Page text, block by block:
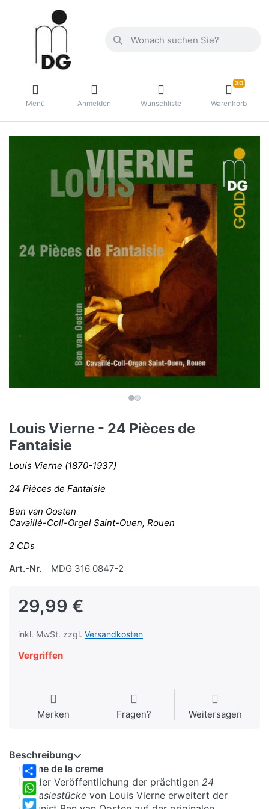
Menü Anmelden Wunschliste
30
Warenkorb
Louis Vierne - 24 Pièces de
Fantaisie
Louis Vierne (1870-1937)
24 Pièces de Fantaisie
Ben van Oosten
Cavaillé-Coll-Orgel Saint-Ouen, Rouen
2 CDs
Art.-Nr.
MDG 316 0847-2
29,99 €
inkl. MwSt. zzgl. Versandkosten
Vergriffen
Merken Fragen? Weitersagen
Share
WhatsApp
Beschreibung
Creme de la creme
Mit der Veröffentlichung der prächtigen 24
Fantasiestücke von Louis Vierne erweitert der